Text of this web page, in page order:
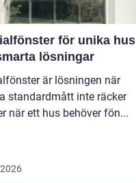
för unika hus
lösningar
är lösningen när
standardmått inte räcker
när ett hus behöver fön...